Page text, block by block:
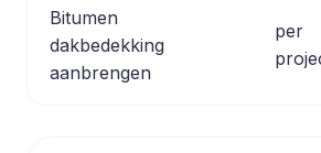
Bitumen
dakbedekking
aanbrengen
per